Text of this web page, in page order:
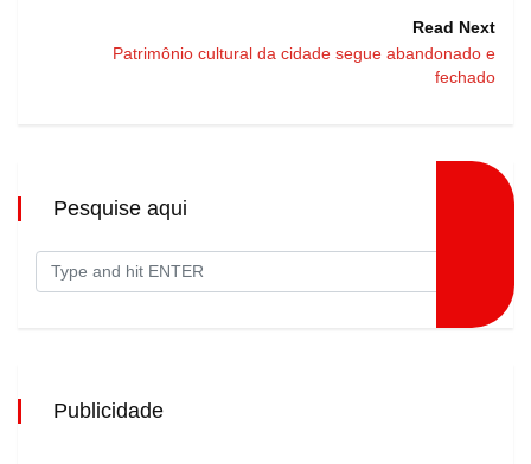
Read Next
Patrimônio cultural da cidade segue abandonado e
fechado
Pesquise aqui
Publicidade